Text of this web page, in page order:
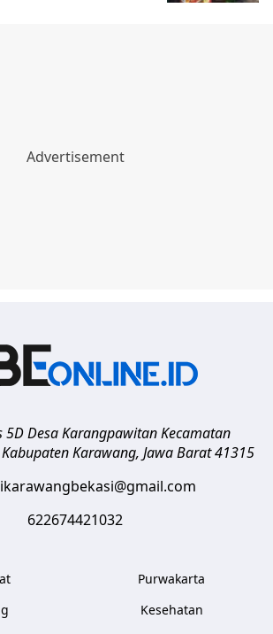
5D Desa Karangpawitan Kecamatan
Kabupaten Karawang, Jawa Barat 41315
622674421032
Purwakarta
Kesehatan